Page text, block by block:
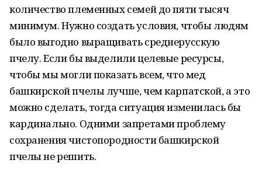
количество племенных семей до пяти тысяч
минимум. Нужно создать условия, чтобы людям
было выгодно выращивать среднерусскую
пчелу. Если бы выделили целевые ресурсы,
чтобы мы могли показать всем, что мед
башкирской пчелы лучше, чем карпатской, а это
можно сделать, тогда ситуация изменилась бы
кардинально. Одними запретами проблему
сохранения чистопородности башкирской
пчелы не решить.